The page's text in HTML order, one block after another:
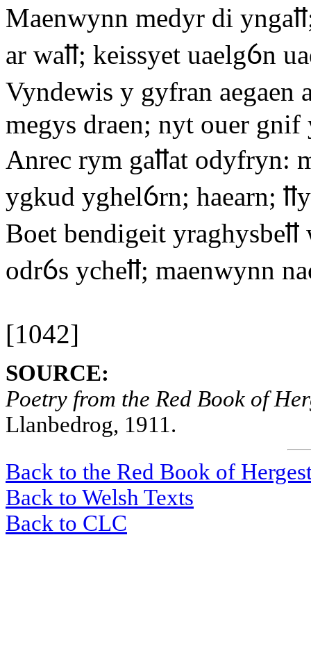
Maenwynn medyr di
ar waỻ; keissyet uaelgỽn
Vyndewis y gyfran aegaen
megys draen; nyt ouer gnif
Anrec rym gaỻat odyfryn:
ygkud yghelỽrn; haearn;
Boet bendigeit yraghysbeỻ
odrỽs ycheỻ; maenwynn
[1042]
SOURCE:
Poetry from the Red Book of
Llanbedrog, 1911.
Back to the Red Book of
Back to Welsh Texts
Back to CLC